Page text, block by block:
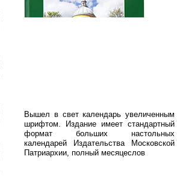
Вышел в свет календарь увеличенным
шрифтом. Издание имеет стандартный
формат больших настольных
календарей Издательства Московской
Патриархии, полный месяцеслов